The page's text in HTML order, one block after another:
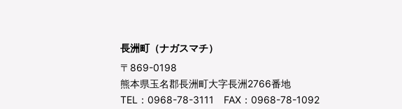
長洲町（ナガスマチ）
〒869-0198
熊本県玉名郡長洲町大字長洲2766番地
TEL：0968-78-3111 FAX：0968-78-1092